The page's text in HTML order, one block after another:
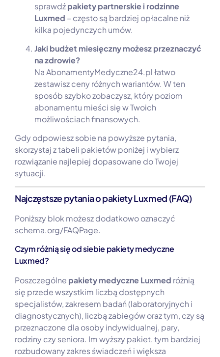
sprawdźpakiety partnerskie i rodzinne
Luxmed – często są bardziej opłacalne niż
kilka pojedynczych umów.
Jaki budżet miesięczny możesz przeznaczyć
na zdrowie?
Na AbonamentyMedyczne24.pl łatwo
zestawisz ceny różnych wariantów. W ten
sposób szybko zobaczysz, który poziom
abonamentu mieści się w Twoich
możliwościach finansowych.
Gdy odpowiesz sobie na powyższe pytania,
skorzystaj z tabeli pakietów poniżej i wybierz
rozwiązanie najlepiej dopasowane do Twojej
sytuacji.
Najczęstsze pytania o pakiety Luxmed (FAQ)
Poniższy blok możesz dodatkowo oznaczyć
schema.org/FAQPage.
Czym różnią się od siebie pakiety medyczne
Luxmed?
Poszczególne pakiety medyczne Luxmed różnią
się przede wszystkim liczbą dostępnych
specjalistów, zakresem badań (laboratoryjnych i
diagnostycznych), liczbą zabiegów oraz tym, czy są
przeznaczone dla osoby indywidualnej, pary,
rodziny czy seniora. Im wyższy pakiet, tym bardziej
rozbudowany zakres świadczeń i większa